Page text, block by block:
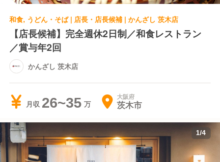
和食, うどん・そば | 店長・店長候補 | かんざし 茨木店
【店長候補】完全週休2日制／和食レストラン
／賞与年2回
かんざし 茨木店
月収 26~35 大阪府
茨木市
1/4